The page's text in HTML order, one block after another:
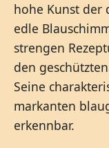
hohe Kunst der
edle
strengen
den
Seine
markanten
erkennbar.